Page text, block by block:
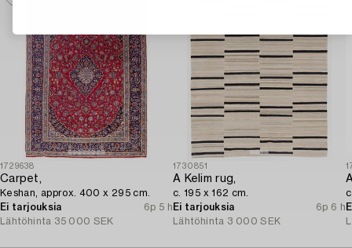
1729638
Carpet,
Keshan, approx. 400 x 295 cm.
Ei tarjouksia
6p 5 h
Lähtöhinta 35 000 SEK
1730851
A Kelim rug,
c. 195 x 162 cm.
Ei tarjouksia
6p 6 h
Lähtöhinta 3 000 SEK